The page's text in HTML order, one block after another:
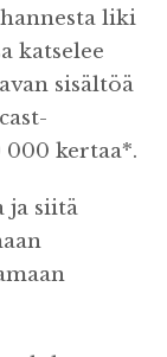
liki
katselee
sisältöä
kertaa*.
ja siitä